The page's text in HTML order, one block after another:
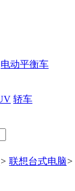
电动平衡车
轿车
> 联想台式电脑>